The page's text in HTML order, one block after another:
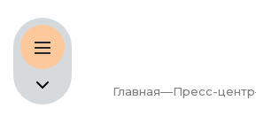
Главная Пресс-центр